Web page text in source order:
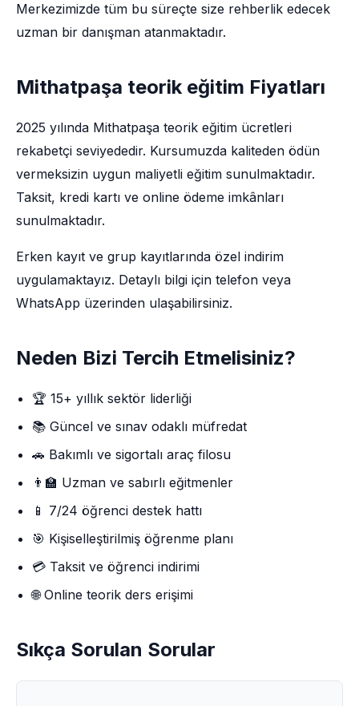
Merkezimizde tüm bu süreçte size rehberlik edecek
uzman bir danışman atanmaktadır.
Mithatpaşa teorik eğitim Fiyatları
2025 yılında Mithatpaşa teorik eğitim ücretleri
rekabetçi seviyededir. Kursumuzda kaliteden ödün
vermeksizin uygun maliyetli eğitim sunulmaktadır.
Taksit, kredi kartı ve online ödeme imkânları
sunulmaktadır.
Erken kayıt ve grup kayıtlarında özel indirim
uygulamaktayız. Detaylı bilgi için telefon veya
WhatsApp üzerinden ulaşabilirsiniz.
Neden Bizi Tercih Etmelisiniz?
🏆 15+ yıllık sektör liderliği
📚 Güncel ve sınav odaklı müfredat
🚗 Bakımlı ve sigortalı araç filosu
👨‍🏫 Uzman ve sabırlı eğitmenler
📱 7/24 öğrenci destek hattı
🎯 Kişiselleştirilmiş öğrenme planı
💳 Taksit ve öğrenci indirimi
🌐 Online teorik ders erişimi
Sıkça Sorulan Sorular